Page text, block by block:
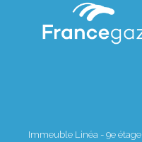
Immeuble Linéa - 9e étage